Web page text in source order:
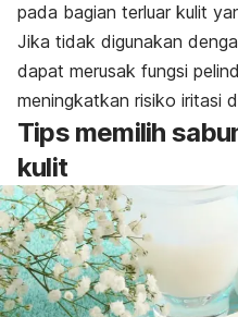
pada bagian terluar kulit
Jika tidak digunakan
dapat merusak fungsi
meningkatkan risiko iritasi
Tips memilih
kulit